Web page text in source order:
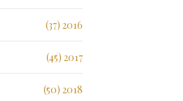
2016 (37)
2017 (45)
2018 (50)